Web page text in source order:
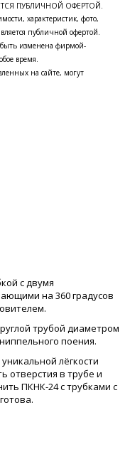
ПУБЛИЧНОЙ ОФЕРТОЙ.
характеристик, фото,
публичной офертой.
быть изменена фирмой-
время.
на сайте, могут
с двумя
на 360 градусов
трубой диаметром
поения.
лёгкости
отверстия в трубе и
ПКНК-24 с трубками с